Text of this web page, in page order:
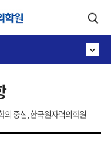
의 중심, 한국원자력의학원